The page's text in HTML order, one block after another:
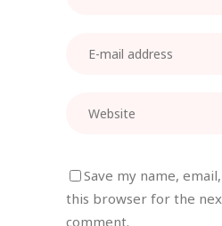
Save my name,
this browser for the
comment.